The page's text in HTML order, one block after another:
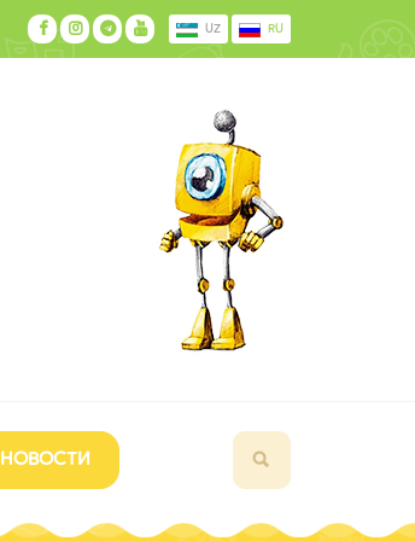
UZ RU
НОВОСТИ